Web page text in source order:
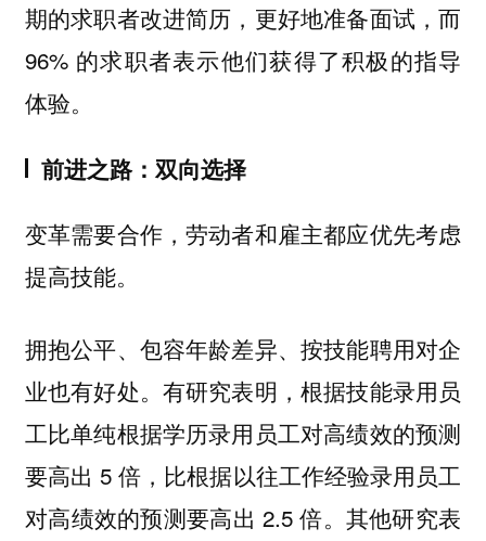
期的求职者改进简历，更好地准备面试，而
96% 的求职者表示他们获得了积极的指导
体验。
前进之路：双向选择
变革需要合作，劳动者和雇主都应优先考虑
提高技能。
拥抱公平、包容年龄差异、按技能聘用对企
业也有好处。有研究表明，根据技能录用员
工比单纯根据学历录用员工对高绩效的预测
要高出 5 倍，比根据以往工作经验录用员工
对高绩效的预测要高出 2.5 倍。其他研究表